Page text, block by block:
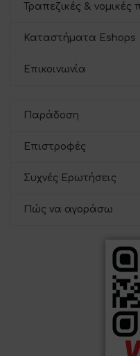
Τραπεζικές & νομικές
Καταστήματα Eshops
Επικοινωνία
Παράδοση
Επιστροφές
Συχνές Ερωτήσεις
Πώς να αγοράσω